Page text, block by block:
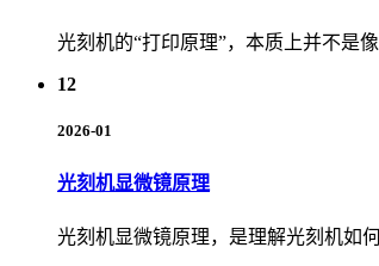
光刻机的“打印原理”，本质上并不是
12
2026-01
光刻机显微镜原理
光刻机显微镜原理，是理解光刻机如